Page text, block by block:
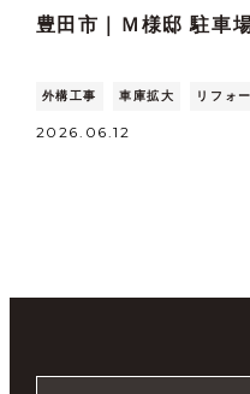
豊田市｜Ｍ様邸 駐車
外構工事 車庫拡大 リフォ
2026.06.12